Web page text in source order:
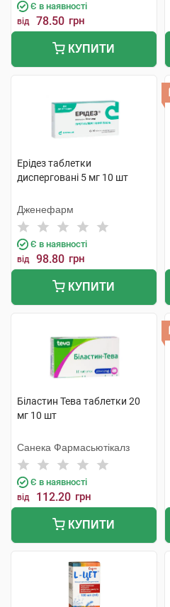
Є в наявності
від 78.50 грн
КУПИТИ
Ерідез таблетки
дисперговані 5 мг 10 шт
Дженефарм
Є в наявності
від 98.80 грн
КУПИТИ
Біластин Тева таблетки 20
мг 10 шт
Санека Фармасьютікалз
Є в наявності
від 112.20 грн
КУПИТИ